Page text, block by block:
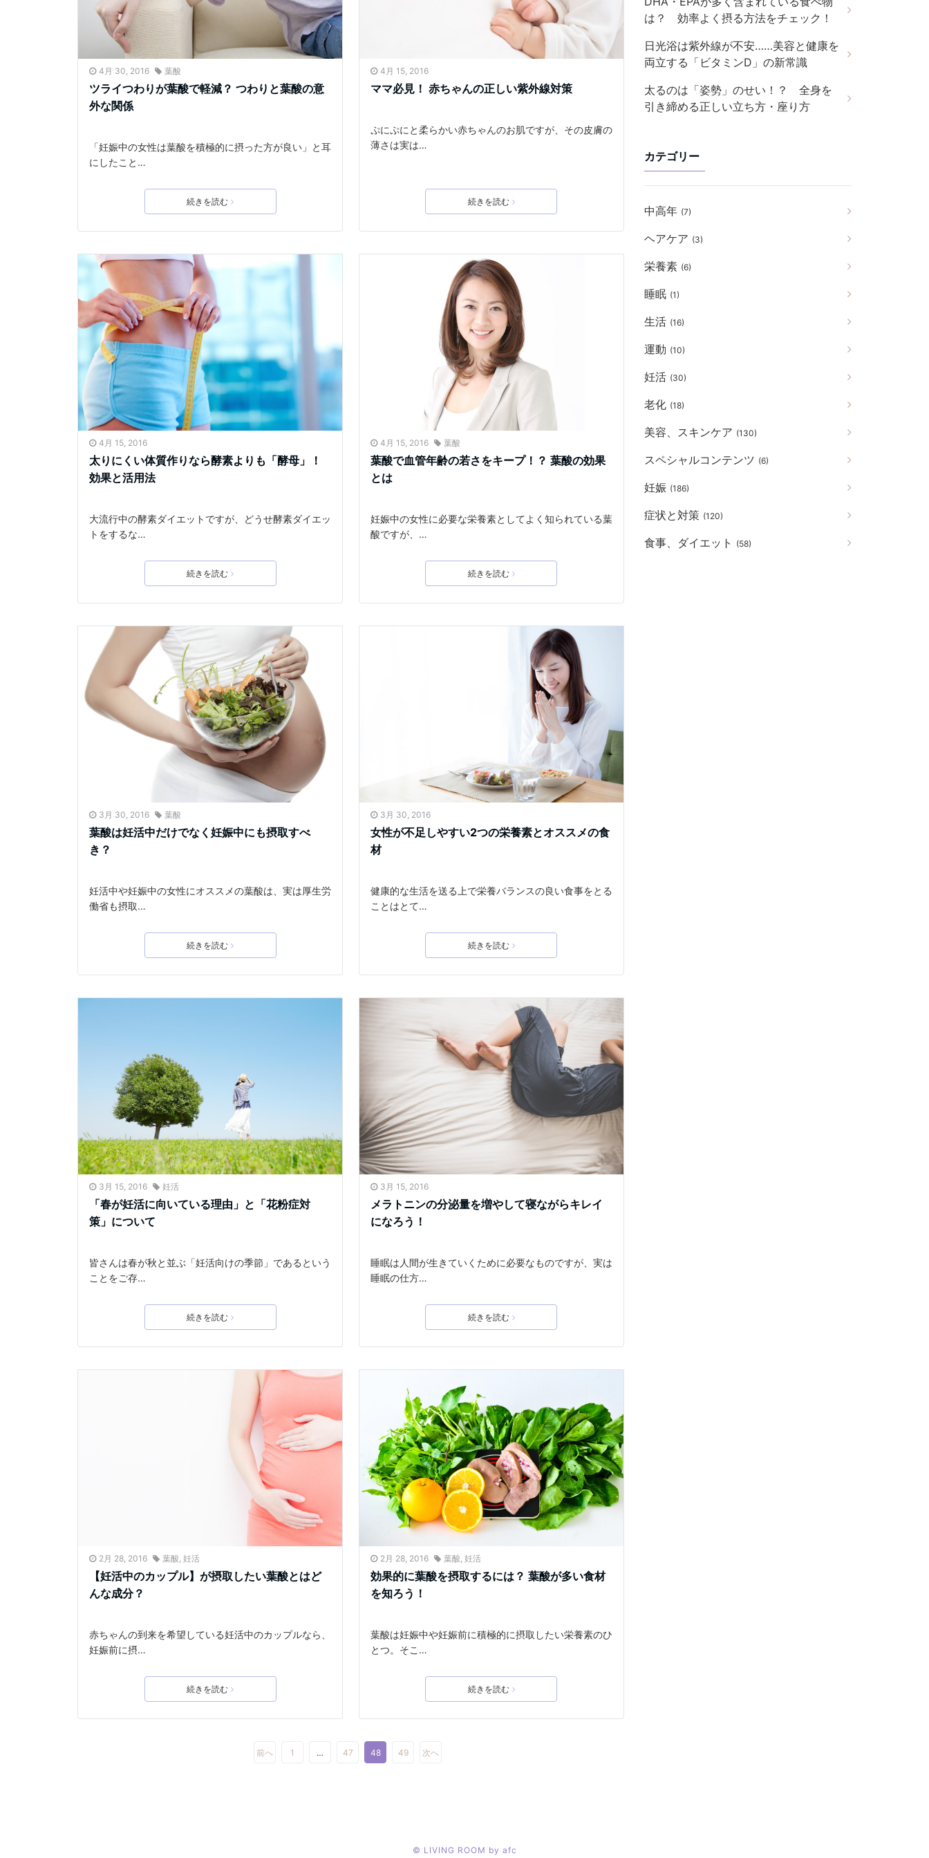
4月 30, 2016 葉酸
ツライつわりが葉酸で軽減？ つわりと葉酸の意
外な関係
「妊娠中の女性は葉酸を積極的に摂った方が良い」と耳
にしたこと…
続きを読む
4月 15, 2016
ママ必見！ 赤ちゃんの正しい紫外線対策
ぷにぷにと柔らかい赤ちゃんのお肌ですが、その皮膚の
薄さは実は…
続きを読む
4月 15, 2016
太りにくい体質作りなら酵素よりも「酵母」！
効果と活用法
大流行中の酵素ダイエットですが、どうせ酵素ダイエッ
トをするな…
続きを読む
4月 15, 2016 葉酸
葉酸で血管年齢の若さをキープ！？ 葉酸の効果
とは
妊娠中の女性に必要な栄養素としてよく知られている葉
酸ですが、…
続きを読む
3月 30, 2016 葉酸
葉酸は妊活中だけでなく妊娠中にも摂取すべ
き？
妊活中や妊娠中の女性にオススメの葉酸は、実は厚生労
働省も摂取…
続きを読む
3月 30, 2016
女性が不足しやすい2つの栄養素とオススメの食
材
健康的な生活を送る上で栄養バランスの良い食事をとる
ことはとて…
続きを読む
3月 15, 2016 妊活
「春が妊活に向いている理由」と「花粉症対
策」について
皆さんは春が秋と並ぶ「妊活向けの季節」であるという
ことをご存…
続きを読む
3月 15, 2016
メラトニンの分泌量を増やして寝ながらキレイ
になろう！
睡眠は人間が生きていくために必要なものですが、実は
睡眠の仕方…
続きを読む
2月 28, 2016 葉酸, 妊活
【妊活中のカップル】が摂取したい葉酸とはど
んな成分？
赤ちゃんの到来を希望している妊活中のカップルなら、
妊娠前に摂…
続きを読む
2月 28, 2016 葉酸, 妊活
効果的に葉酸を摂取するには？ 葉酸が多い食材
を知ろう！
葉酸は妊娠中や妊娠前に積極的に摂取したい栄養素のひ
とつ。そこ…
続きを読む
前へ 1 … 47 48 49 次へ
は？ 効率よく摂る方法をチェック！
日光浴は紫外線が不安……美容と健康を
両立する「ビタミンD」の新常識
太るのは「姿勢」のせい！？ 全身を
引き締める正しい立ち方・座り方
カテゴリー
中高年 (7)
ヘアケア (3)
栄養素 (6)
睡眠 (1)
生活 (16)
運動 (10)
妊活 (30)
老化 (18)
美容、スキンケア (130)
スペシャルコンテンツ (6)
妊娠 (186)
症状と対策 (120)
食事、ダイエット (58)
© LIVING ROOM by afc